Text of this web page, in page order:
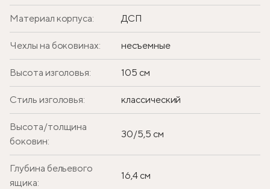
Материал корпуса: ДСП
Чехлы на боковинах: несъемные
Высота изголовья: 105 см
Стиль изголовья: классический
Высота/толщина
боковин:
30/5,5 см
Глубина бельевого
ящика:
16,4 см